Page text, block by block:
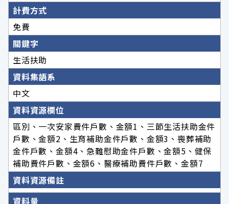
計費方式
免費
關鍵字
生活扶助
資料集語系
中文
資料資源欄位
區別、一次安家費件戶數、金額1、三節生活扶助金件
戶數、金額2、生育補助金件戶數、金額3、喪葬補助
金件戶數、金額4、急難慰助金件戶數、金額5、健保
補助費件戶數、金額6、醫療補助費件戶數、金額7
資料資源備註
資料量